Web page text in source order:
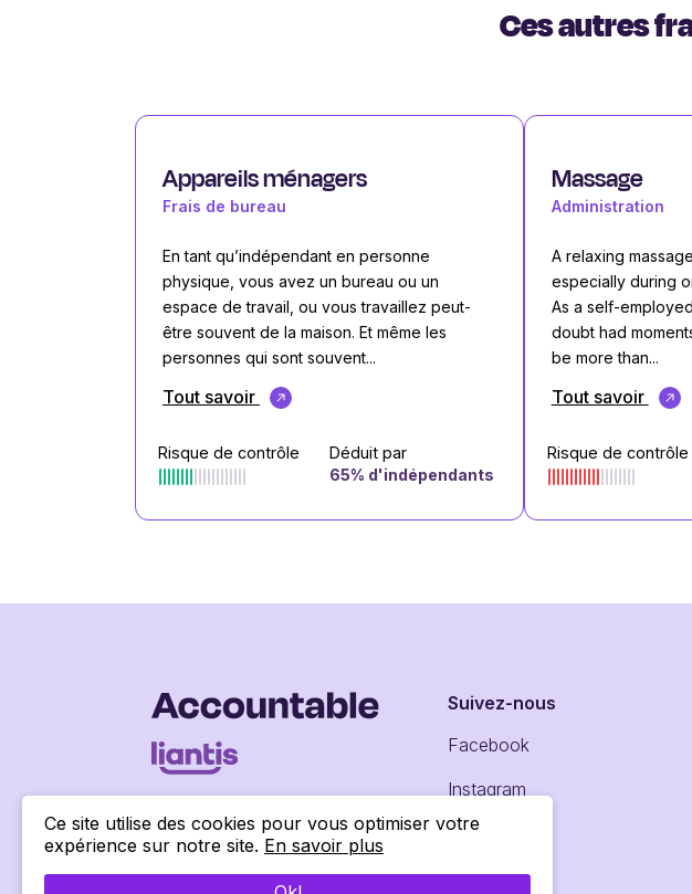
Ces autres
Appareils ménagers
Frais de bureau
En tant qu’indépendant en personne
physique, vous avez un bureau ou un
espace de travail, ou vous travaillez peut-
être souvent de la maison. Et même les
personnes qui sont souvent...
Tout savoir
Risque de contrôle
Déduit par
65% d'indépendants
Massage
Administration
A relaxing
especially during
As a self-
doubt had
be more than...
Tout savoir
Risque de contrôle
Suivez-nous
Facebook
Instagram
LinkedIn
Ce site utilise des cookies pour vous optimiser votre
expérience sur notre site. En savoir plus